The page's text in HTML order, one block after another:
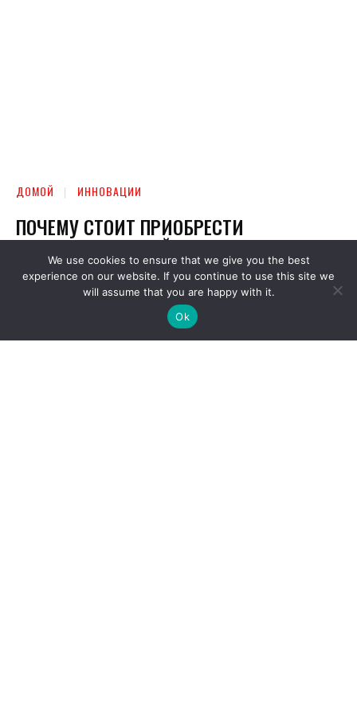
We use cookies to ensure that we give you the best
experience on our website. If you continue to use this site we
will assume that you are happy with it.
Ok